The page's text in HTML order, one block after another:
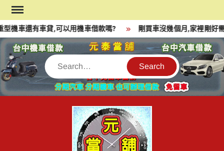
Skip
to
content
機車還有車貸,可以用機車借款嗎? 剛買車沒幾個月,家裡剛好
Search